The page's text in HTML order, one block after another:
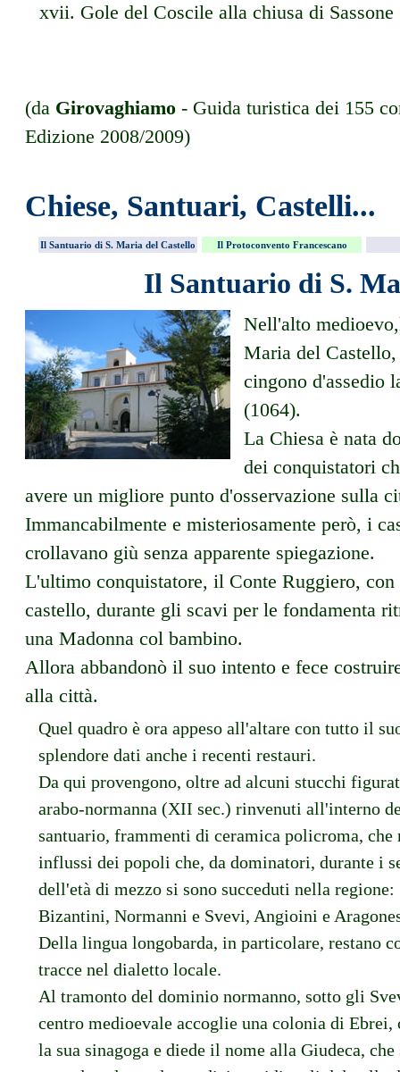
Gole del Coscile alla chiusa di Sassone
(da Girovaghiamo - Guida turistica dei 155
Edizione 2008/2009)
Chiese, Santuari, Castelli...
Il Santuario di S. Maria del Castello Il Protoconvento Francescano
Il Santuario di S.
Nell'alto
Maria del
cingono d'assedio
(1064).
La Chiesa è nata
dei conquistatori
avere un migliore punto d'osservazione sulla
Immancabilmente e misteriosamente però, i
crollavano giù senza apparente spiegazione.
L'ultimo conquistatore, il Conte Ruggiero,
castello, durante gli scavi per le fondamenta
una Madonna col bambino.
Allora abbandonò il suo intento e fece
alla città.
Quel quadro è ora appeso all'altare con tutto il
splendore dati anche i recenti restauri.
Da qui provengono, oltre ad alcuni stucchi
arabo-normanna (XII sec.) rinvenuti all'interno
santuario, frammenti di ceramica policroma, che
influssi dei popoli che, da dominatori, durante i
dell'età di mezzo si sono succeduti nella regione:
Bizantini, Normanni e Svevi, Angioini e
Della lingua longobarda, in particolare, restano
tracce nel dialetto locale.
Al tramonto del dominio normanno, sotto gli
centro medioevale accoglie una colonia di Ebrei,
la sua sinagoga e diede il nome alla Giudeca, che